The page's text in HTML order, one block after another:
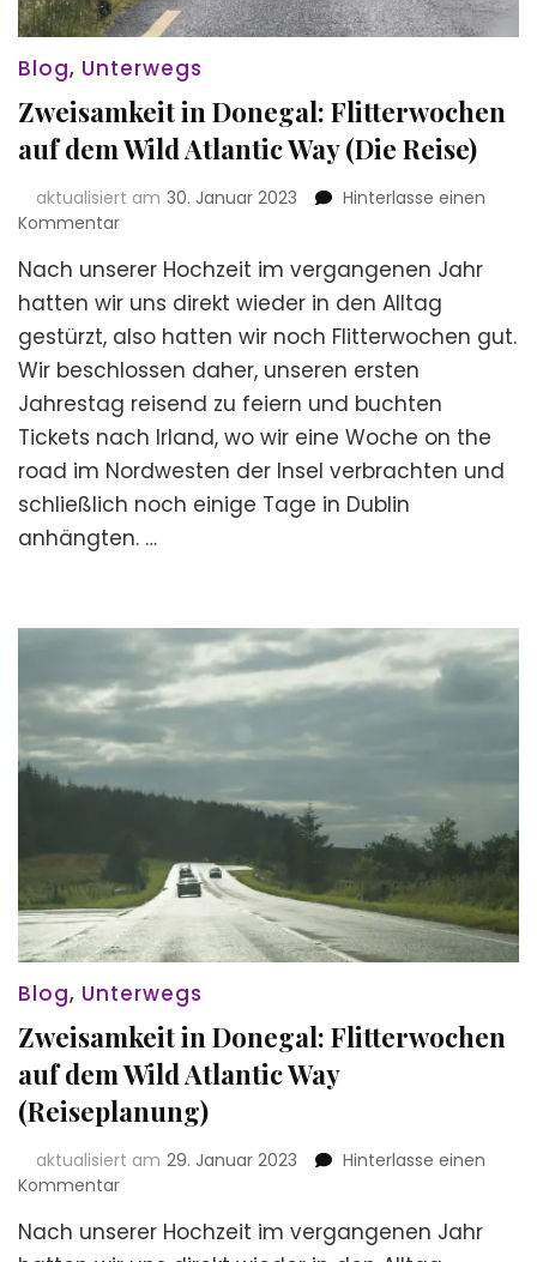
Blog, Unterwegs
Zweisamkeit in Donegal: Flitterwochen
auf dem Wild Atlantic Way (Die Reise)
aktualisiert am 30. Januar 2023
Hinterlasse einen
Kommentarzu
in
Donegal:
Flitterwochen
auf
dem
Wild
Atlantic
Way
(Die
Reise)
Nach unserer Hochzeit im vergangenen Jahr
hatten wir uns direkt wieder in den Alltag
gestürzt, also hatten wir noch Flitterwochen gut.
Wir beschlossen daher, unseren ersten
Jahrestag reisend zu feiern und buchten
Tickets nach Irland, wo wir eine Woche on the
road im Nordwesten der Insel verbrachten und
schließlich noch einige Tage in Dublin
anhängten. …
Blog, Unterwegs
Zweisamkeit in Donegal: Flitterwochen
auf dem Wild Atlantic Way
(Reiseplanung)
aktualisiert am 29. Januar 2023
Hinterlasse einen
Kommentarzu
in
Nach unserer Hochzeit im vergangenen Jahr